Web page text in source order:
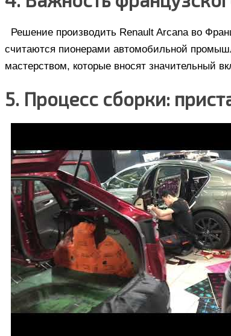
Решение производить Renault Arcana во
считаются пионерами автомобильной
мастерством, которые вносят значительный
5. Процесс сборки: